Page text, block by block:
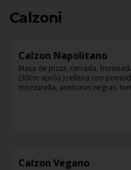
Calzoni
Calzon Napolitano
Masa de pizza, cerrada,
(30cm apróx.) rellena con
mozzarella, aceitunas negras,
Calzon Vegano